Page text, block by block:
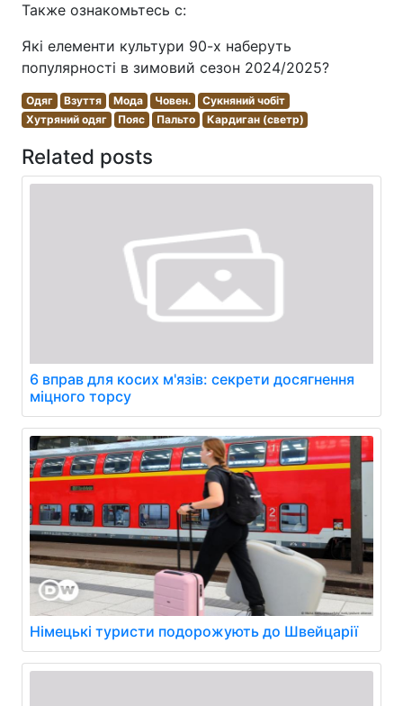
Также ознакомьтесь с:
Які елементи культури 90-х наберуть
популярності в зимовий сезон 2024/2025?
Одяг Взуття Мода Човен.
Сукняний чобіт
Хутряний одяг
Пояс Пальто Кардиган (светр)
Related posts
6 вправ для косих м'язів: секрети досягнення
міцного торсу
Німецькі туристи подорожують до Швейцарії